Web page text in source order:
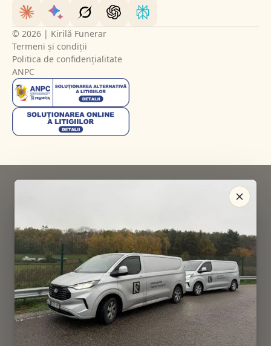
© 2026 | Kirilă Funerar
Termeni și condiții
Politica de confidențialitate
ANPC